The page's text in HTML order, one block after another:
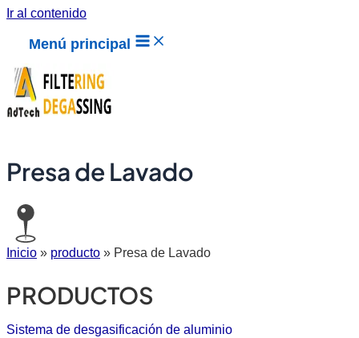
Ir al contenido
Menú principal
Presa de Lavado
Inicio » producto » Presa de Lavado
PRODUCTOS
Sistema de desgasificación de aluminio